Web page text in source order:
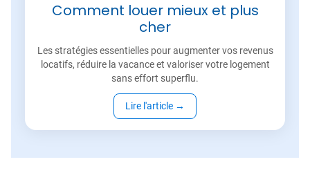
Comment louer mieux et plus
cher
Les stratégies essentielles pour augmenter vos revenus
locatifs, réduire la vacance et valoriser votre logement
sans effort superflu.
Lire l'article →